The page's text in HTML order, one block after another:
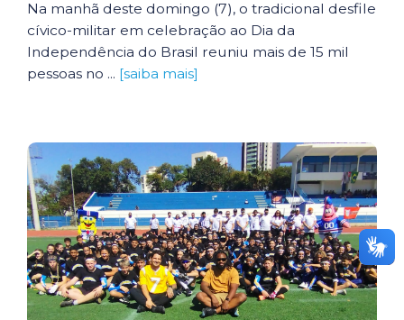
Na manhã deste domingo (7), o tradicional desfile
cívico-militar em celebração ao Dia da
Independência do Brasil reuniu mais de 15 mil
pessoas no ... [saiba mais]